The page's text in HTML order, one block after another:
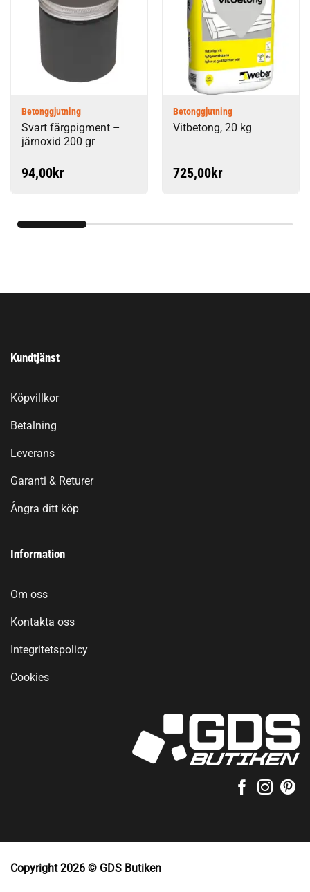
Betonggjutning
Svart färgpigment –
järnoxid 200 gr
94,00kr
Betonggjutning
Vitbetong, 20 kg
725,00kr
Kundtjänst
Köpvillkor
Betalning
Leverans
Garanti & Returer
Ångra ditt köp
Information
Om oss
Kontakta oss
Integritetspolicy
Cookies
Copyright 2026 © GDS Butiken